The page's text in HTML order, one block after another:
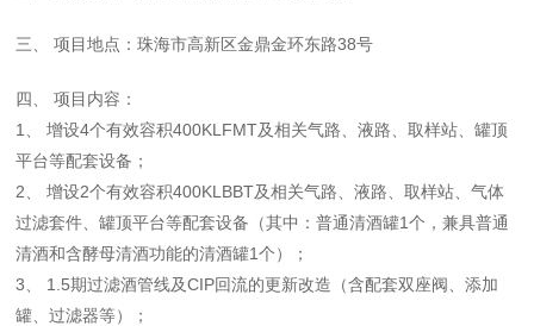
三、 项目地点：珠海市高新区金鼎金环东路38号
四、 项目内容：
1、 增设4个有效容积400KLFMT及相关气路、液路、取样站、罐顶
平台等配套设备；
2、 增设2个有效容积400KLBBT及相关气路、液路、取样站、气体
过滤套件、罐顶平台等配套设备（其中：普通清酒罐1个，兼具普通
清酒和含酵母清酒功能的清酒罐1个）；
3、 1.5期过滤酒管线及CIP回流的更新改造（含配套双座阀、添加
罐、过滤器等）；